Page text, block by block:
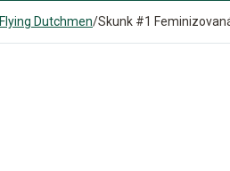
Flying Dutchmen/Skunk #1